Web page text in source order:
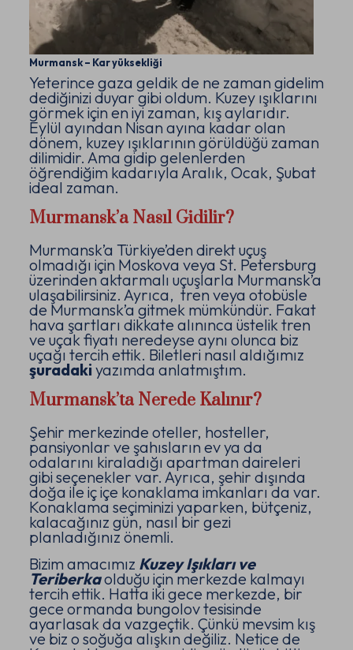
Murmansk – Kar yüksekliği
Yeterince gaza geldik de ne zaman gidelim
dediğinizi duyar gibi oldum. Kuzey ışıklarını
görmek için en iyi zaman, kış aylarıdır.
Eylül ayından Nisan ayına kadar olan
dönem, kuzey ışıklarının görüldüğü zaman
dilimidir. Ama gidip gelenlerden
öğrendiğim kadarıyla Aralık, Ocak, Şubat
ideal zaman.
Murmansk’a Nasıl Gidilir?
Murmansk’a Türkiye’den direkt uçuş
olmadığı için Moskova veya St. Petersburg
üzerinden aktarmalı uçuşlarla Murmansk’a
ulaşabilirsiniz. Ayrıca, tren veya otobüsle
de Murmansk’a gitmek mümkündür. Fakat
hava şartları dikkate alınınca üstelik tren
ve uçak fiyatı neredeyse aynı olunca biz
uçağı tercih ettik. Biletleri nasıl aldığımız
şuradaki yazımda anlatmıştım.
Murmansk’ta Nerede Kalınır?
Şehir merkezinde oteller, hosteller,
pansiyonlar ve şahısların ev ya da
odalarını kiraladığı apartman daireleri
gibi seçenekler var. Ayrıca, şehir dışında
doğa ile iç içe konaklama imkanları da var.
Konaklama seçiminizi yaparken, bütçeniz,
kalacağınız gün, nasıl bir gezi
planladığınız önemli.
Bizim amacımız Kuzey Işıkları ve
Teriberkaolduğu için merkezde kalmayı
tercih ettik. Hatta iki gece merkezde, bir
gece ormanda bungolov tesisinde
ayarlasak da vazgeçtik. Çünkü mevsim kış
ve biz o soğuğa alışkın değiliz. Netice de